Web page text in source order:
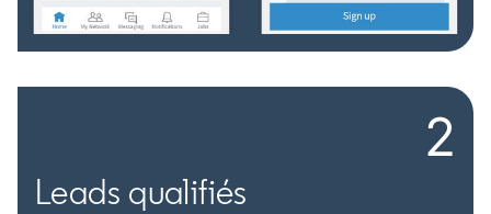
2
Leads qualifiés